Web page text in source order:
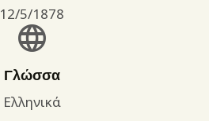
12/5/1878
Γλώσσα
Ελληνικά